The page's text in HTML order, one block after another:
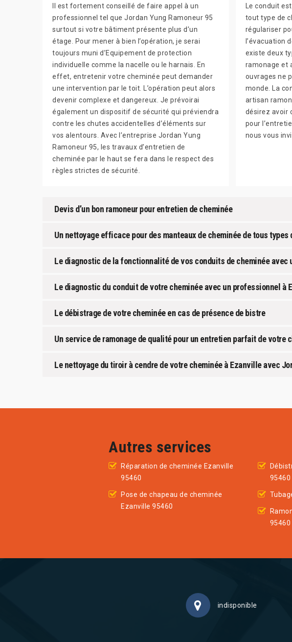
Il est fortement conseillé de faire appel à un
professionnel tel que Jordan Yung Ramoneur 95
surtout si votre bâtiment présente plus d’un
étage. Pour mener à bien l’opération, je serai
toujours muni d’Equipement de protection
individuelle comme la nacelle ou le harnais. En
effet, entretenir votre cheminée peut demander
une intervention par le toit. L’opération peut alors
devenir complexe et dangereux. Je prévoirai
également un dispositif de sécurité qui préviendra
contre les chutes accidentelles d’éléments sur
vos alentours. Avec l’entreprise Jordan Yung
Ramoneur 95, les travaux d’entretien de
cheminée par le haut se fera dans le respect des
règles strictes de sécurité.
Le conduit
tout type de
régulariser
l’évacuation
existe deux
ramonage et
ouvrages ne
monde. La
artisan
désirez avoir
pour
nous vous
Devis d’un bon ramoneur pour entretien de cheminée
Un nettoyage efficace pour des manteaux de cheminée de tous
Le diagnostic de la fonctionnalité de vos conduits de cheminée avec
Le diagnostic du conduit de votre cheminée avec un professionnel à
Le débistrage de votre cheminée en cas de présence de bistre
Un service de ramonage de qualité pour un entretien parfait de votre
Le nettoyage du tiroir à cendre de votre cheminée à Ezanville avec
Autres services
Réparation de cheminée Ezanville
95460
Pose de chapeau de cheminée
Ezanville 95460
95460
95460
indisponible